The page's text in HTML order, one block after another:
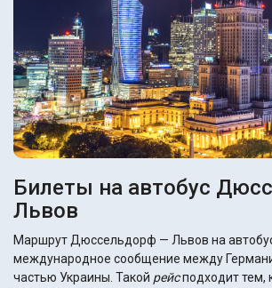
Билеты на автобус
Львов
Маршрут Дюссельдорф — Львов на
международное сообщение между
частью Украины. Такой рейсподходит тем,